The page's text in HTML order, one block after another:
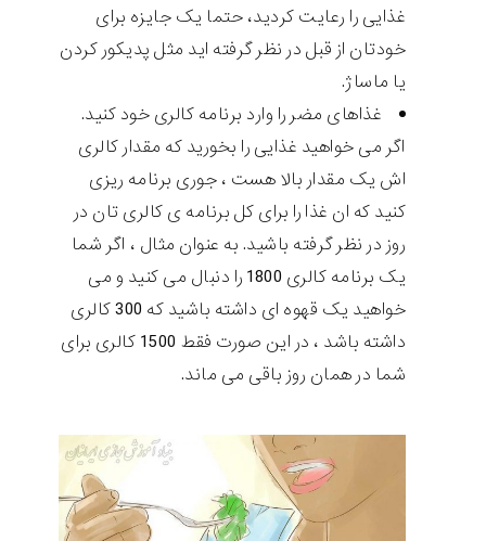
غذایی را رعایت کردید، حتما یک جایزه برای
خودتان از قبل در نظر گرفته اید مثل پدیکور کردن
یا ماساژ.
غذاهای مضر را وارد برنامه کالری خود کنید.
اگر می خواهید غذایی را بخورید که مقدار کالری
اش یک مقدار بالا هست ، جوری برنامه ریزی
کنید که ان غذا را برای کل برنامه ی کالری تان در
روز در نظر گرفته باشید. به عنوان مثال ، اگر شما
یک برنامه کالری 1800 را دنبال می کنید و می
خواهید یک قهوه ای داشته باشید که 300 کالری
داشته باشد ، در این صورت فقط 1500 کالری برای
شما در همان روز باقی می ماند.